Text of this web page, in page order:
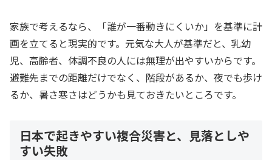
家族で考えるなら、「誰が一番動きにくいか」を基準に計
画を立てると現実的です。元気な大人が基準だと、乳幼
児、高齢者、体調不良の人には無理が出やすいからです。
避難先までの距離だけでなく、階段があるか、夜でも歩け
るか、暑さ寒さはどうかも見ておきたいところです。
日本で起きやすい複合災害と、見落としや
すい失敗